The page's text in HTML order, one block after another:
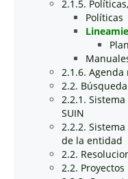
2.1.5.
Políticas
2.1.6.
2.2.
2.2.1.
SUIN
2.2.2.
de la entidad
2.2.
2.2.